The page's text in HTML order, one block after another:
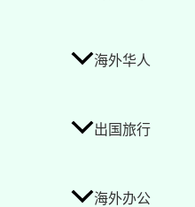
海外华人
出国旅行
海外办公